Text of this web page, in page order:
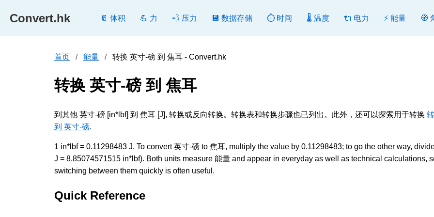
Convert.hk 🥛 体积 💪 力 💨 压力 💾 数据存储 ⏱️ 时间 🌡️ 温度 🔌 电力 ⚡ 能量 🧭
首页 能量 转换 英寸-磅 到 焦耳 - Convert.hk
转换 英寸-磅 到 焦耳
到其他 英寸-磅 [in*lbf] 到 焦耳 [J], 转换或反向转换。转换表和转换步骤也已列出。此外，还可以探索用于转换
到 英寸-磅.
1 in*lbf = 0.11298483 J. To convert 英寸-磅 to 焦耳, multiply the value by 0.11298483; to go the other way,
J = 8.85074571515 in*lbf). Both units measure 能量 and appear in everyday as well as technical calculations,
switching between them quickly is often useful.
Quick Reference